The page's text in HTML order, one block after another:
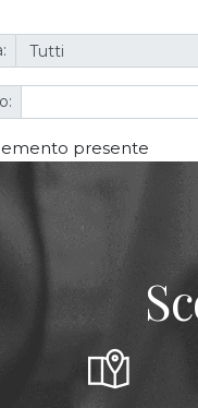
presente